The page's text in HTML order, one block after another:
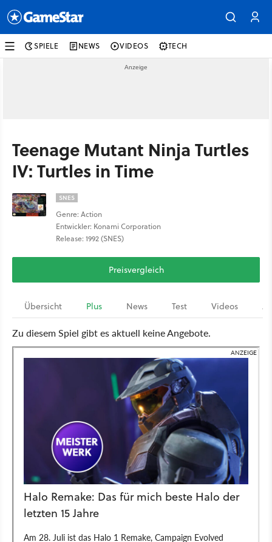
SPIELE NEWS VIDEOS TECH
Teenage Mutant Ninja Turtles
IV: Turtles in Time
SNES
Genre: Action
Entwickler: Konami Corporation
Release: 1992 (SNES)
Preisvergleich
Übersicht Plus News Test Videos
Zu diesem Spiel gibt es aktuell keine Angebote.